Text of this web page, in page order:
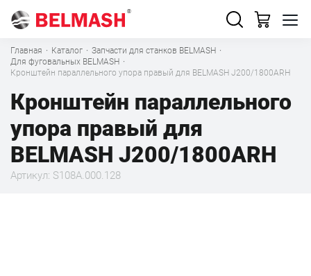
Главная · Каталог · Запчасти для станков BELMASH ·
Для фуговальных BELMASH ·
Кронштейн параллельного упора правый для BELMASH J200/1800ARH
Кронштейн параллельного
упора правый для
BELMASH J200/1800ARH
Артикул: S108A.000.128